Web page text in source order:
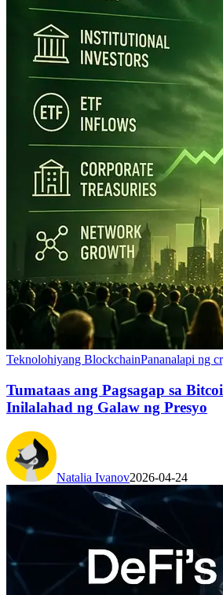
Teknolohiyang BlockchainPananalapi ng
Tumataas ang Pagsagap sa
Inilalahad ng Galaw ng Presyo
Natalia Ivanov2026-04-24